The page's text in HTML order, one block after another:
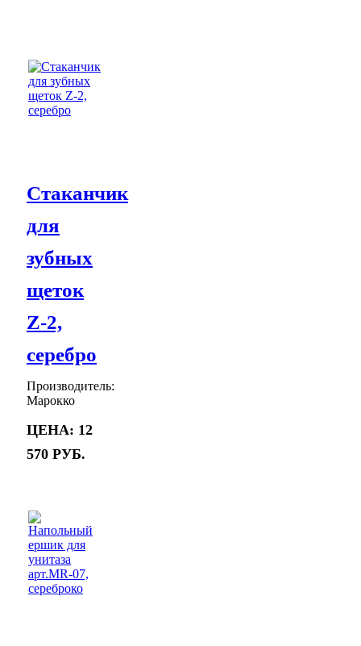
Стаканчик
для
зубных
щеток
Z-2,
серебро
Производитель:
Марокко
Цена: 12
570 руб.